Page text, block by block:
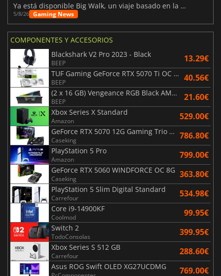
Ya está disponible Big Walk, un viaje basado en la amistad
5/8/26 Gaming News
COMPONENTES Y ACCESORIOS
Blackshark V2 Pro 2023 - Black
BEEP 13.29€
TUF Gaming GeForce RTX 5070 Ti OC White Edition 16GB
BEEP 40.56€
(2 x 16 GB) Vengeance RGB Black AMD Expo 6000 MHz - CAS 30
BEEP 21.60€
Xbox Series X Standard
Amazon 529.00€
GeForce RTX 5070 12G Gaming Trio OC Black
Caseking 786.80€
PlayStation 5 Pro
Amazon 799.00€
GeForce RTX 5060 WINDFORCE OC 8G
Caseking 363.80€
PlayStation 5 Slim Digital Standard
Carrefour 534.98€
Core i9-14900KF
Coolmod 99.95€
Switch 2
TodoConsolas 399.95€
Xbox Series S 512 GB
Carrefour 288.60€
Asus ROG Swift OLED XG27UCDMG 769.00€